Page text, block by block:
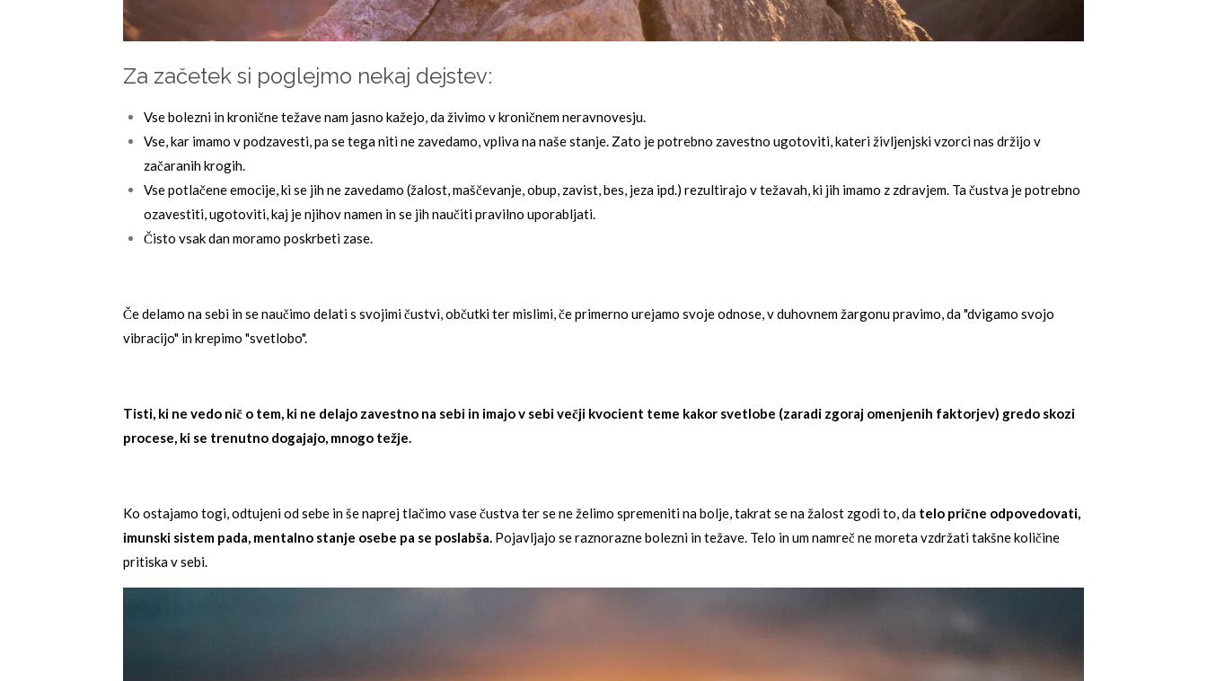
Za začetek si poglejmo nekaj dejstev:
Vse bolezni in kronične težave nam jasno kažejo, da živimo v kroničnem neravnovesju.
Vse, kar imamo v podzavesti, pa se tega niti ne zavedamo, vpliva na naše stanje. Zato je potrebno zavestno ugotoviti, kateri življenjski vzorci nas držijo v
začaranih krogih.
Vse potlačene emocije, ki se jih ne zavedamo (žalost, maščevanje, obup, zavist, bes, jeza ipd.) rezultirajo v težavah, ki jih imamo z zdravjem. Ta čustva je potrebno
ozavestiti, ugotoviti, kaj je njihov namen in se jih naučiti pravilno uporabljati.
Čisto vsak dan moramo poskrbeti zase.
Če delamo na sebi in se naučimo delati s svojimi čustvi, občutki ter mislimi, če primerno urejamo svoje odnose, v duhovnem žargonu pravimo, da "dvigamo svojo
vibracijo" in krepimo "svetlobo".
Tisti, ki ne vedo nič o tem, ki ne delajo zavestno na sebi in imajo v sebi večji kvocient teme kakor svetlobe (zaradi zgoraj omenjenih faktorjev) gredo skozi
procese, ki se trenutno dogajajo, mnogo težje.
Ko ostajamo togi, odtujeni od sebe in še naprej tlačimo vase čustva ter se ne želimo spremeniti na bolje, takrat se na žalost zgodi to, da telo prične odpovedovati,
imunski sistem pada, mentalno stanje osebe pa se poslabša. Pojavljajo se raznorazne bolezni in težave. Telo in um namreč ne moreta vzdržati takšne količine
pritiska v sebi.